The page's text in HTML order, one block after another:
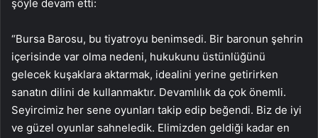
şöyle devam etti:
“Bursa Barosu, bu tiyatroyu benimsedi. Bir baronun şehrin
içerisinde var olma nedeni, hukukunu üstünlüğünü
gelecek kuşaklara aktarmak, idealini yerine getirirken
sanatın dilini de kullanmaktır. Devamlılık da çok önemli.
Seyircimiz her sene oyunları takip edip beğendi. Biz de iyi
ve güzel oyunlar sahneledik. Elimizden geldiği kadar en